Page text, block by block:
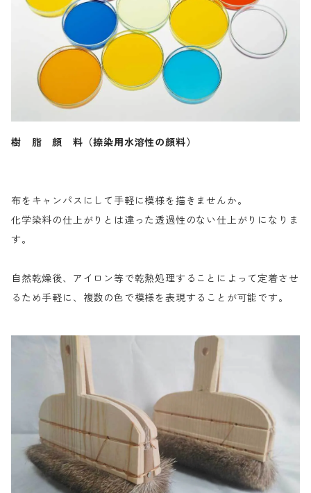
樹 脂 顔 料（捺染用水溶性の顔料）
布をキャンパスにして手軽に模様を描きませんか。
化学染料の仕上がりとは違った透過性のない仕上がりになりま
す。
自然乾燥後、アイロン等で乾熱処理することによって定着させ
るため手軽に、複数の色で模様を表現することが可能です。